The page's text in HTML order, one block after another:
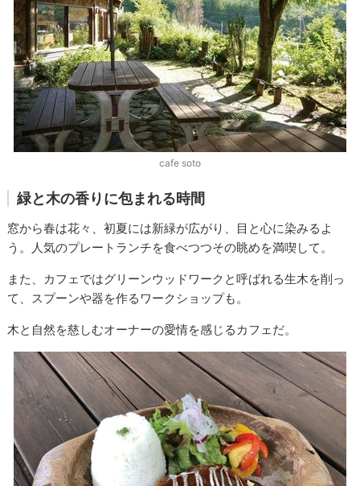
cafe soto
緑と木の香りに包まれる時間
窓から春は花々、初夏には新緑が広がり、目と心に染みるよ
う。人気のプレートランチを食べつつその眺めを満喫して。
また、カフェではグリーンウッドワークと呼ばれる生木を削っ
て、スプーンや器を作るワークショップも。
木と自然を慈しむオーナーの愛情を感じるカフェだ。